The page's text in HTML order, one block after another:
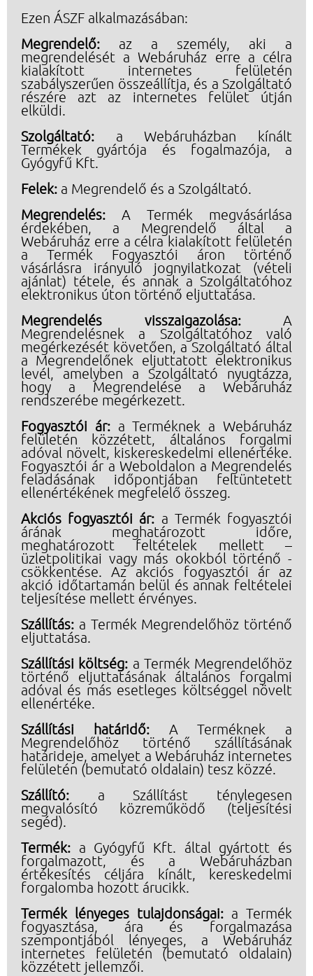
Ezen ÁSZF alkalmazásában:
Megrendelő: az a személy, aki a
megrendelését a Webáruház erre a célra
kialakított internetes felületén
szabályszerűen összeállítja, és a Szolgáltató
részére azt az internetes felület útján
elküldi.
Szolgáltató: a Webáruházban kínált
Termékek gyártója és fogalmazója, a
Gyógyfű Kft.
Felek: a Megrendelő és a Szolgáltató.
Megrendelés: A Termék megvásárlása
érdekében, a Megrendelő által a
Webáruház erre a célra kialakított felületén
a Termék Fogyasztói áron történő
vásárlásra irányuló jognyilatkozat (vételi
ajánlat) tétele, és annak a Szolgáltatóhoz
elektronikus úton történő eljuttatása.
Megrendelés visszaigazolása:A
Megrendelésnek a Szolgáltatóhoz való
megérkezését követően, a Szolgáltató által
a Megrendelőnek eljuttatott elektronikus
levél, amelyben a Szolgáltató nyugtázza,
hogy a Megrendelése a Webáruház
rendszerébe megérkezett.
Fogyasztói ár:a Terméknek a Webáruház
felületén közzétett, általános forgalmi
adóval növelt, kiskereskedelmi ellenértéke.
Fogyasztói ár a Weboldalon a Megrendelés
feladásának időpontjában feltüntetett
ellenértékének megfelelő összeg.
Akciós fogyasztói ár: a Termék fogyasztói
árának meghatározott időre,
meghatározott feltételek mellett –
üzletpolitikai vagy más okokból történő -
csökkentése. Az akciós fogyasztói ár az
akció időtartamán belül és annak feltételei
teljesítése mellett érvényes.
Szállítás: a Termék Megrendelőhöz történő
eljuttatása.
Szállítási költség: a Termék Megrendelőhöz
történő eljuttatásának általános forgalmi
adóval és más esetleges költséggel növelt
ellenértéke.
Szállítási határidő:A Terméknek a
Megrendelőhöz történő szállításának
határideje, amelyet a Webáruház internetes
felületén (bemutató oldalain) tesz közzé.
Szállító: a Szállítást ténylegesen
megvalósító közreműködő (teljesítési
segéd).
Termék: a Gyógyfű Kft. által gyártott és
forgalmazott, és a Webáruházban
értékesítés céljára kínált, kereskedelmi
forgalomba hozott árucikk.
Termék lényeges tulajdonságai: a Termék
fogyasztása, ára és forgalmazása
szempontjából lényeges, a Webáruház
internetes felületén (bemutató oldalain)
közzétett jellemzői.